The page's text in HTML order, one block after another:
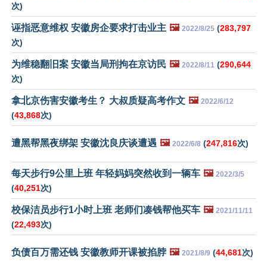
次)
诬指恶意维权 安徽房企要求打击业主 🖼️ 2022/8/25 (283,797
次)
为维稳翻旧案 安徽当局刑拘在京访民 🖼️ 2022/8/11 (290,644
次)
拿北京伤害安徽考生？ 大叔质疑高考作文 🖼️ 2022/6/12
(43,868次)
遭黑帮黑夜绑架 安徽沈良庆谈遭遇 🖼️ 2022/6/8 (247,816次)
每天步行9公里上班 年轻妈妈突然收到一辆车 🖼️ 2022/3/5
(40,251次)
校保洁员步行1小时上班 老师们凑钱帮他买车 🖼️ 2021/11/11
(22,493次)
负债百万需还钱 安徽教师开课被掐脖 🖼️ 2021/8/9 (44,681次)